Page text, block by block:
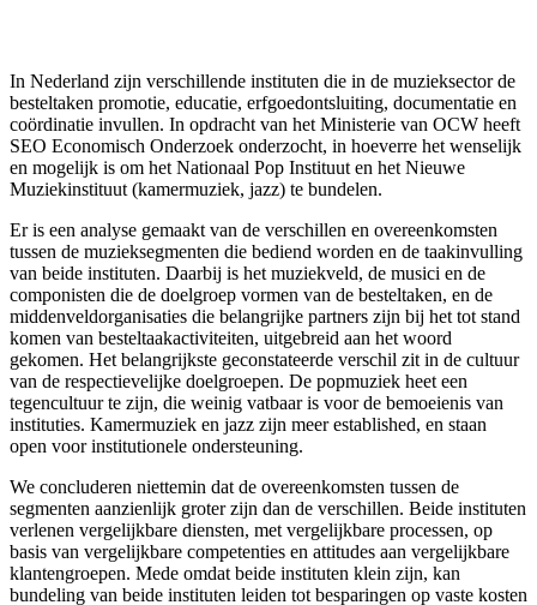
In Nederland zijn verschillende instituten die in de muzieksector de
besteltaken promotie, educatie, erfgoedontsluiting, documentatie en
coördinatie invullen. In opdracht van het Ministerie van OCW heeft
SEO Economisch Onderzoek onderzocht, in hoeverre het wenselijk
en mogelijk is om het Nationaal Pop Instituut en het Nieuwe
Muziekinstituut (kamermuziek, jazz) te bundelen.
Er is een analyse gemaakt van de verschillen en overeenkomsten
tussen de muzieksegmenten die bediend worden en de taakinvulling
van beide instituten. Daarbij is het muziekveld, de musici en de
componisten die de doelgroep vormen van de besteltaken, en de
middenveldorganisaties die belangrijke partners zijn bij het tot stand
komen van besteltaakactiviteiten, uitgebreid aan het woord
gekomen. Het belangrijkste geconstateerde verschil zit in de cultuur
van de respectievelijke doelgroepen. De popmuziek heet een
tegencultuur te zijn, die weinig vatbaar is voor de bemoeienis van
instituties. Kamermuziek en jazz zijn meer established, en staan
open voor institutionele ondersteuning.
We concluderen niettemin dat de overeenkomsten tussen de
segmenten aanzienlijk groter zijn dan de verschillen. Beide instituten
verlenen vergelijkbare diensten, met vergelijkbare processen, op
basis van vergelijkbare competenties en attitudes aan vergelijkbare
klantengroepen. Mede omdat beide instituten klein zijn, kan
bundeling van beide instituten leiden tot besparingen op vaste kosten